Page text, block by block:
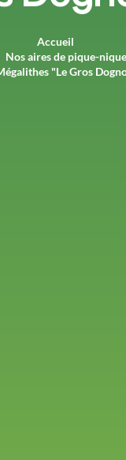
Accueil
Nos aires de pique-nique
"Le Gros